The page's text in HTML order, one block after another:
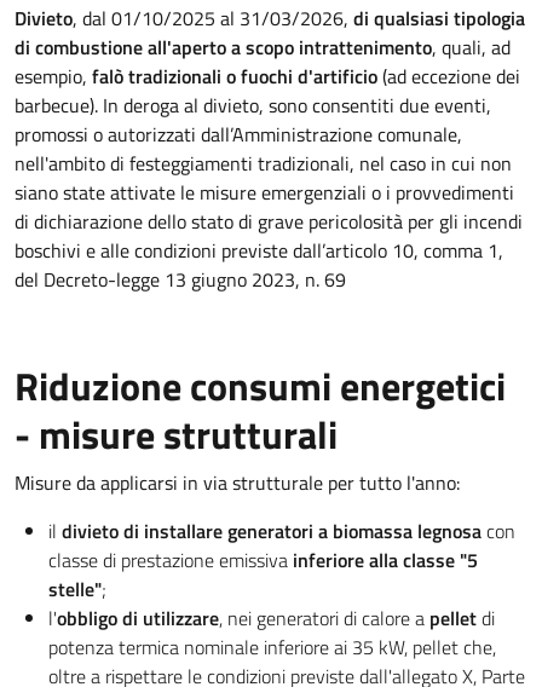
Divieto, dal 01/10/2025 al 31/03/2026, di qualsiasi tipologia
di combustione all'aperto a scopo intrattenimento, quali, ad
esempio, falò tradizionali o fuochi d'artificio(ad eccezione dei
barbecue). In deroga al divieto, sono consentiti due eventi,
promossi o autorizzati dall’Amministrazione comunale,
nell'ambito di festeggiamenti tradizionali, nel caso in cui non
siano state attivate le misure emergenziali o i provvedimenti
di dichiarazione dello stato di grave pericolosità per gli incendi
boschivi e alle condizioni previste dall’articolo 10, comma 1,
del Decreto-legge 13 giugno 2023, n. 69
Riduzione consumi energetici
- misure strutturali
Misure da applicarsi in via strutturale per tutto l'anno:
il divieto di installare generatori a biomassa legnosacon
classe di prestazione emissiva inferiore alla classe "5
stelle";
l'obbligo di utilizzare, nei generatori di calore a pelletdi
potenza termica nominale inferiore ai 35 kW, pellet che,
oltre a rispettare le condizioni previste dall'allegato X, Parte